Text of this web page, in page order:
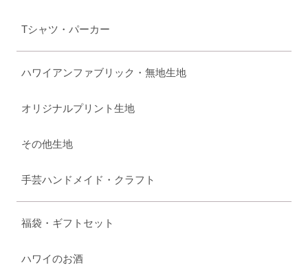
Tシャツ・パーカー
ハワイアンファブリック・無地生地
オリジナルプリント生地
その他生地
手芸ハンドメイド・クラフト
福袋・ギフトセット
ハワイのお酒